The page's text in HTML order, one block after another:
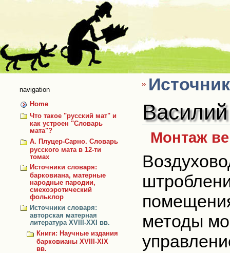
navigation
Home
Что такое "русский мат" и
как устроен "Словарь
мата"?
А. Плуцер-Сарно. Словарь
русского мата в 12-ти
томах
Источники словаря:
барковиана, матерные
народные пародии,
смехоэротический
фольклор
Источники словаря:
авторская матерная
литература XVIII-XXI вв.
Книги: Научные издания
барковианы XVIII-XIX
вв.
Монтаж
методы